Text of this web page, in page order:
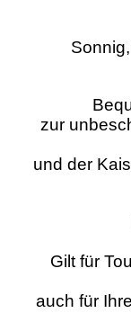
zur
und der
Gilt für
auch für